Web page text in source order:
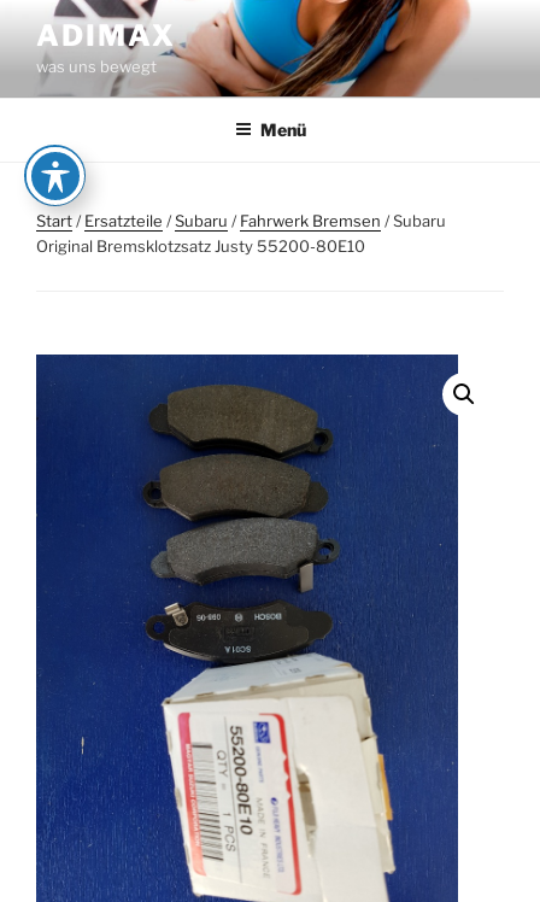
Inhalt
springen
ADIMAX
was uns bewegt
Menü
Start/Ersatzteile /Subaru /Fahrwerk Bremsen / Subaru
Original Bremsklotzsatz Justy 55200-80E10